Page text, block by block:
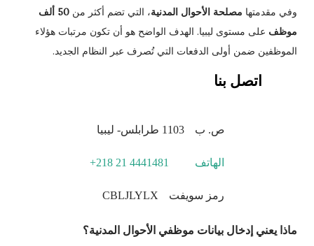
وفي مقدمتها مصلحة الأحوال المدنية، التي تضم أكثر من
50 ألف
موظف على مستوى ليبيا. الهدف الواضح هو أن تكون مرتبات هؤلاء
الموظفين ضمن أولى الدفعات التي تُصرف عبر النظام الجديد.
اتصل بنا
ص. ب 1103 طرابلس- ليبيا
الهاتف +218 21 4441481
رمز سويفت CBLJLYLX
ماذا يعني إدخال بيانات موظفي الأحوال المدنية؟